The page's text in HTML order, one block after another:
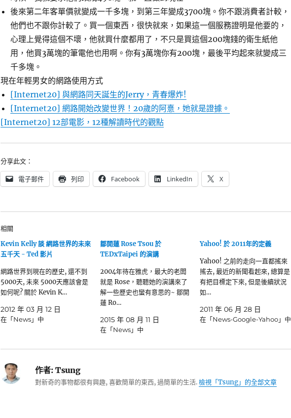
後來第二年客單價就變成一千多塊，到第三年變成3700塊。你不跟消費者計較，
他們也不跟你計較了。買一個東西，很快就來，如果這一個服務證明是他要的，
心理上覺得這個不壞，他就買什麼都用了，不只是買這個200塊錢的衛生紙他
用，他買3萬塊的筆電他也用啊。你有3萬塊你有200塊，最後平均起來就變成三
千多塊。
現在年輕男女的網路使用方式
[Internet20] 與網路同天誕生的Jerry，青春爆炸!
[Internet20] 網路開始改變世界！20歲的阿憙，她就是證據。
[Internet20] 12部電影，12種解讀時代的觀點
分享此文：
電子郵件 列印 Facebook LinkedIn X
相關
Kevin Kelly 談 網路世界的未來
五千天 - Ted 影片
網路世界到現在的歷史, 還不到
5000天, 未來 5000天應該會是
如何呢? 關於 Kevin K…
2012 年 03 月 12 日
在「News」中
鄒開蓮 Rose Tsou 於
TEDxTaipei 的演講
2004年待在雅虎，最大的老闆
就是 Rose，聽聽她的演講來了
解一些歷史也蠻有意思的~ 鄒開
蓮 Ro…
2015 年 08 月 11 日
在「News」中
Yahoo! 於 2011年的定義
Yahoo! 之前的走向一直都搖來
搖去, 最近的新聞看起來, 總算是
有把目標定下來, 但是後續狀況
如…
2011 年 06 月 28 日
在「News-Google-Yahoo」中
作者:Tsung
對新奇的事物都很有興趣, 喜歡簡單的東西, 過簡單的生活.檢視「Tsung」的全部文章